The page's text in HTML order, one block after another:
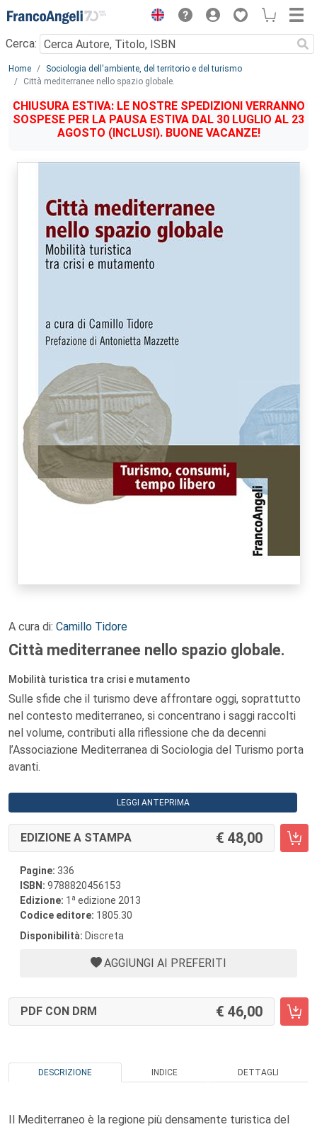
Menu
Cerca:
Main content
Home
Sociologia dell'ambiente, del territorio e del turismo
Città mediterranee nello spazio globale.
CHIUSURA ESTIVA: LE NOSTRE SPEDIZIONI VERRANNO
SOSPESE PER LA PAUSA ESTIVA DAL 30 LUGLIO AL 23
AGOSTO (INCLUSI). BUONE VACANZE!
A cura di: Camillo Tidore
Città mediterranee nello spazio globale.
Mobilità turistica tra crisi e mutamento
Sulle sfide che il turismo deve affrontare oggi, soprattutto
nel contesto mediterraneo, si concentrano i saggi raccolti
nel volume, contributi alla riflessione che da decenni
l’Associazione Mediterranea di Sociologia del Turismo porta
avanti.
LEGGI ANTEPRIMA
EDIZIONE A STAMPA 48,00
Pagine: 336
ISBN: 9788820456153
Edizione: 1 a edizione 2013
Codice editore: 1805.30
Disponibilità: Discreta
AGGIUNGI AI PREFERITI
PDF CON DRM 46,00
DESCRIZIONE INDICE DETTAGLI
Il Mediterraneo è la regione più densamente turistica del